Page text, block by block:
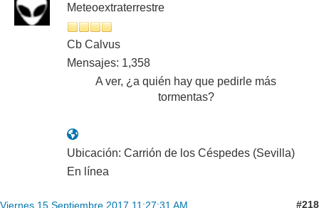
Meteoextraterrestre
Cb Calvus
Mensajes: 1,358
A ver, ¿a quién hay que pedirle más
tormentas?
Ubicación: Carrión de los Céspedes (Sevilla)
En línea
Viernes 15 Septiembre 2017 11:27:31 AM #218